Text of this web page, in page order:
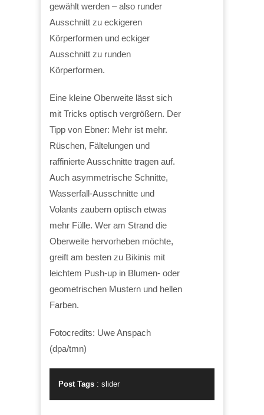
gewählt werden – also runder
Ausschnitt zu eckigeren
Körperformen und eckiger
Ausschnitt zu runden
Körperformen.
Eine kleine Oberweite lässt sich
mit Tricks optisch vergrößern. Der
Tipp von Ebner: Mehr ist mehr.
Rüschen, Fältelungen und
raffinierte Ausschnitte tragen auf.
Auch asymmetrische Schnitte,
Wasserfall-Ausschnitte und
Volants zaubern optisch etwas
mehr Fülle. Wer am Strand die
Oberweite hervorheben möchte,
greift am besten zu Bikinis mit
leichtem Push-up in Blumen- oder
geometrischen Mustern und hellen
Farben.
Fotocredits: Uwe Anspach
(dpa/tmn)
Post Tags : slider